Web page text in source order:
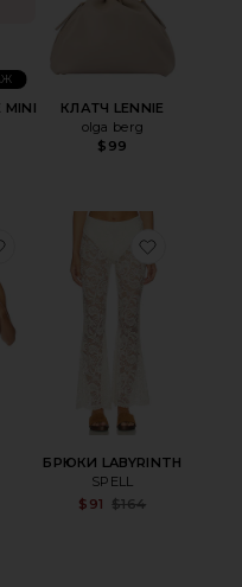
MINI
КЛАТЧ LENNIE
olga berg
$99
КОМБИНЕЗОН JUDE
Sale price:
избранноеТОП IRMA
БРЮКИ LABYRINTH
SPELL
$91 $164